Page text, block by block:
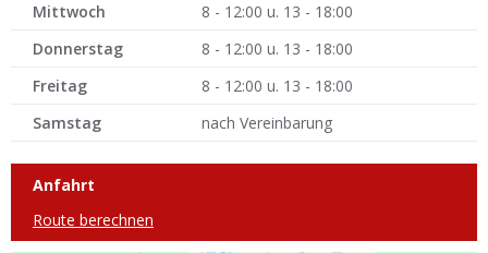
Mittwoch
8 - 12:00 u. 13 - 18:00
Donnerstag
8 - 12:00 u. 13 - 18:00
Freitag
8 - 12:00 u. 13 - 18:00
Samstag
nach Vereinbarung
Anfahrt
Route berechnen